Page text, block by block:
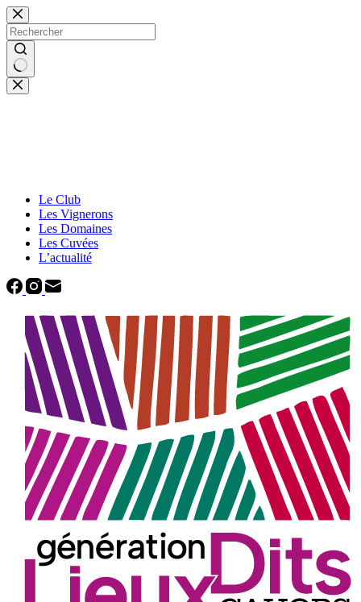
Passer
au
contenu
Aucun
résultat
Le Club
Les Vignerons
Les Domaines
Les Cuvées
L’actualité